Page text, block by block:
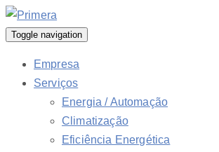
Toggle navigation
Empresa
Serviços
Energia / Automação
Climatização
Eficiência Energética